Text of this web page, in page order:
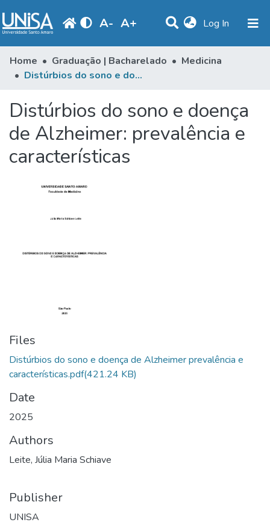
A- A+ Log In (current)
Communities & Collections
Browse
Produção Docente
Library
Home Graduação | Bacharelado
Medicina
Distúrbios do sono e doença de Alzheimer: prevalência e características
Distúrbios do sono e doença
de Alzheimer: prevalência e
características
Files
Distúrbios do sono e doença de Alzheimer prevalência e
características.pdf(421.24 KB)
Date
2025
Authors
Leite, Júlia Maria Schiave
Publisher
UNISA